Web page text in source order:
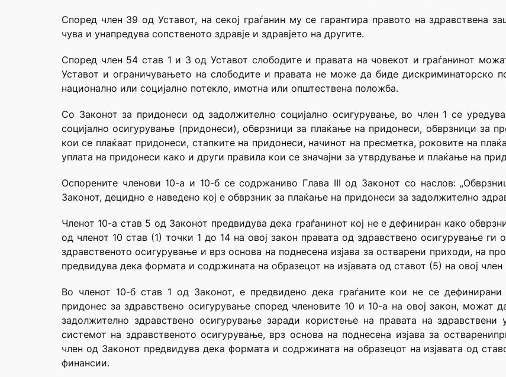
Според член 39 од Уставот, на секој граѓанин му се гарантира правото на здравствена
чува и унапредува сопственото здравје и здравјето на другите.
Според член 54 став 1 и 3 од Уставот слободите и правата на човекот и граѓанинот
Уставот и ограничувањето на слободите и правата не може да биде дискриминаторско
национално или социјално потекло, имотна или општествена положба.
Со Законот за придонеси од задолжително социјално осигурување, во член 1 се
социјално осигурување (придонеси), обврзници за плаќање на придонеси, обврзници за
кои се плаќаат придонеси, стапките на придонеси, начинот на пресметка, роковите на
уплата на придонеси како и други правила кои се значајни за утврдување и плаќање на
Оспорените членови 10-а и 10-б се содржаниво Глава III од Законот со наслов:
Законот, децидно е наведено кој е обврзник за плаќање на придонеси за задолжително
Членот 10-а став 5 од Законот предвидува дека граѓанинот кој не е дефиниран како
од членот 10 став (1) точки 1 до 14 на овој закон правата од здравствено осигурување ги
здравственото осигурување и врз основа на поднесена изјава за остварени приходи, на
предвидува дека формата и содржината на образецот на изјавата од ставот (5) на овој
Во членот 10-б став 1 од Законот, е предвидено дека граѓаните кои не се
придонес за здравствено осигурување според членовите 10 и 10-а на овој закон, можат
задолжително здравствено осигурување заради користење на правата на здравствени
системот на здравственото осигурување, врз основа на поднесена изјава за
член од Законот предвидува дека формата и содржината на образецот на изјавата од
финансии.